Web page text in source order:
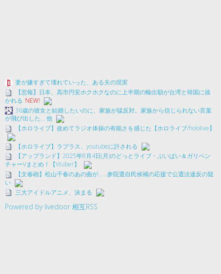
妻が嫌すぎて壊れていった、ある夫の現実
【悲報】日本、高市円安ホクホクなのに上半期の輸出額が台湾と韓国に抜
かれる NEW!
36歳の彼女と結婚したいのに、家族が猛反対。家族から信じられない言葉
が飛び出した… 他
【ホロライブ】改めてラジオ体操の有能さを感じた【ホロライブ/hololive】
【ホロライブ】ラプラス、youtubeに許される
【アップランド】2025年8月4日(月)のどっとライブ・ぶいぱい＆ガリベン
チャーVまとめ！【Vtuber】
【文春砲】松山千春のあの曲が……参院選自民候補の応援で公選法違反の疑
い
三大アイドルアニメ、決まる
Powered by livedoor 相互RSS